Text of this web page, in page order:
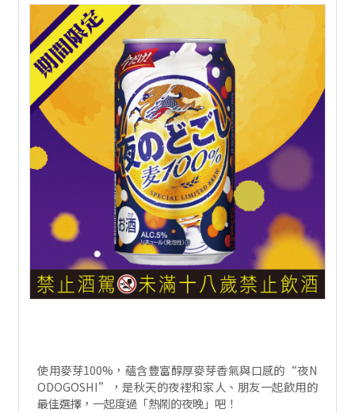
使用麥芽100%，蘊含豐富醇厚麥芽香氣與口感的“夜N
ODOGOSHI”，是秋天的夜裡和家人、朋友一起飲用的
最佳選擇，一起度過「熱鬧的夜晚」吧！